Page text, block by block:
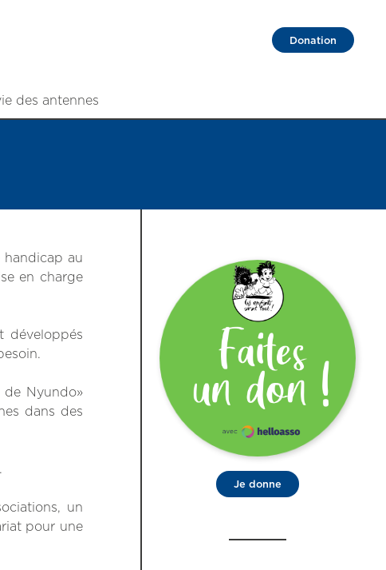
Donation
des antennes
au
en charge
développés
Nyundo»
dans des
un
pour une
Je donne